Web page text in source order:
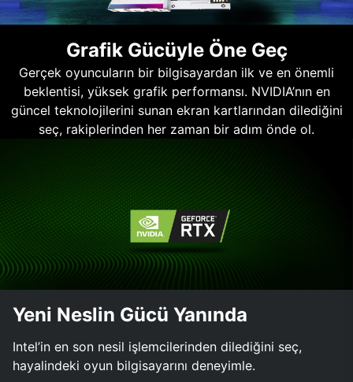
Grafik Gücüyle Öne Geç
Gerçek oyuncuların bir bilgisayardan ilk ve en önemli
beklentisi, yüksek grafik performansı. NVIDIA’nın en
güncel teknolojilerini sunan ekran kartlarından dilediğini
seç, rakiplerinden her zaman bir adım önde ol.
Yeni Neslin Gücü Yanında
Intel’in en son nesil işlemcilerinden dilediğini seç,
hayalindeki oyun bilgisayarını deneyimle.